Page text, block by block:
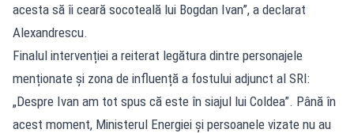
acesta să îi ceară socoteală lui Bogdan Ivan”, a declarat
Alexandrescu.
Finalul intervenției a reiterat legătura dintre personajele
menționate și zona de influență a fostului adjunct al SRI:
„Despre Ivan am tot spus că este în siajul lui Coldea”. Până în
acest moment, Ministerul Energiei și persoanele vizate nu au